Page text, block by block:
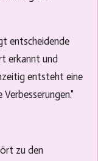
entscheidende
erkannt und
entsteht eine
zu den